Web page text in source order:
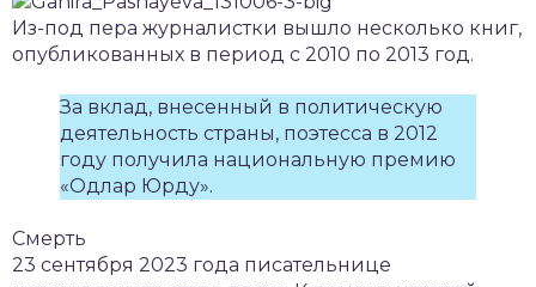
Из-под пера журналистки вышло несколько книг,
опубликованных в период с 2010 по 2013 год.
За вклад, внесенный в политическую
деятельность страны, поэтесса в 2012
году получила национальную премию
«Одлар Юрду».
Смерть
23 сентября 2023 года писательнице